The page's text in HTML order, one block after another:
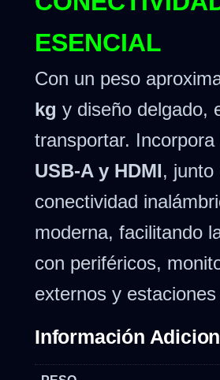
ESENCIAL
Con un peso
kg y diseño delgado,
transportar. Incorpora
USB-A y HDMI, junto
conectividad
moderna, facilitando
con periféricos,
externos y
Información